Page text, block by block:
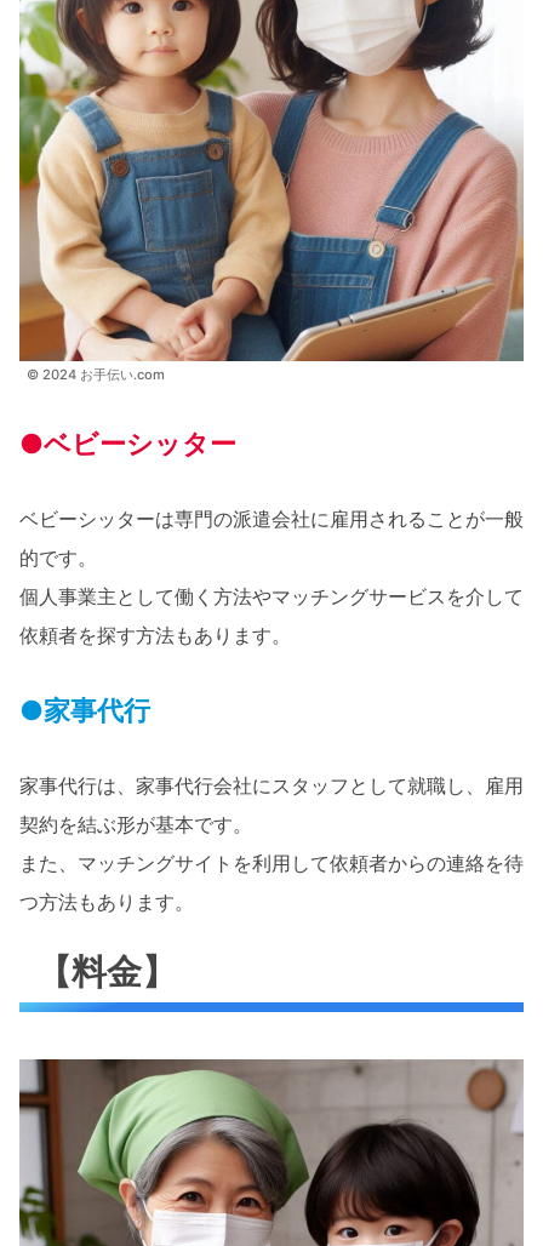
© 2024 お手伝い.com
●ベビーシッター
ベビーシッターは専門の派遣会社に雇用されることが一般
的です。
個人事業主として働く方法やマッチングサービスを介して
依頼者を探す方法もあります。
●家事代行
家事代行は、家事代行会社にスタッフとして就職し、雇用
契約を結ぶ形が基本です。
また、マッチングサイトを利用して依頼者からの連絡を待
つ方法もあります。
【料金】